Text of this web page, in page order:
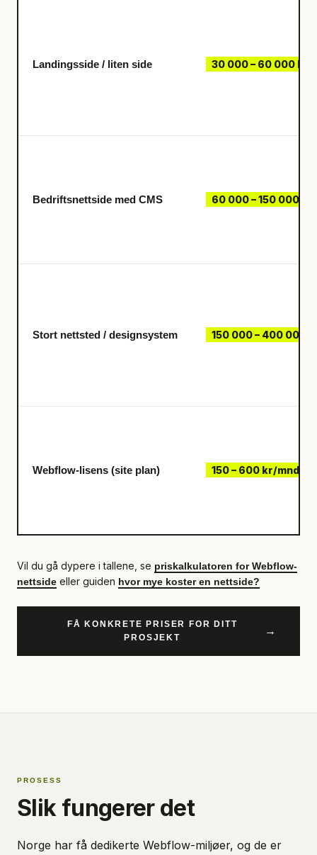
Landingsside / liten side 30 000 – 60 000 kr
Bedriftsnettside med CMS 60 000 – 150 000 kr
Stort nettsted / designsystem 150 000 – 400 000+
Webflow-lisens (site plan) 150 – 600 kr/mnd
Vil du gå dypere i tallene, se priskalkulatoren for Webflow-
nettside eller guiden hvor mye koster en nettside?
FÅ KONKRETE PRISER FOR DITT
PROSJEKT
→
PROSESS
Slik fungerer det
Norge har få dedikerte Webflow-miljøer, og de er